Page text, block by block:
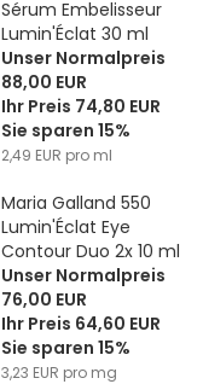
Sérum Embelisseur
Lumin'Éclat 30 ml
Unser Normalpreis
88,00 EUR
Ihr Preis 74,80 EUR
Sie sparen 15%
2,49 EUR pro ml
Maria Galland 550
Lumin'Éclat Eye
Contour Duo 2x 10 ml
Unser Normalpreis
76,00 EUR
Ihr Preis 64,60 EUR
Sie sparen 15%
3,23 EUR pro mg